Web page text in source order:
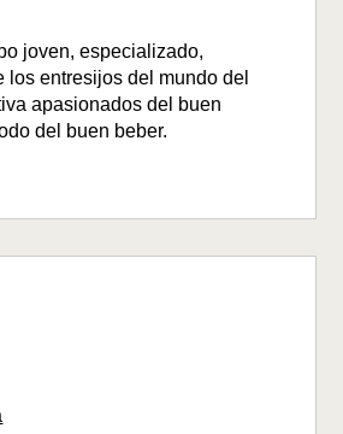
joven, especializado,
los entresijos del mundo del
apasionados del buen
del buen beber.